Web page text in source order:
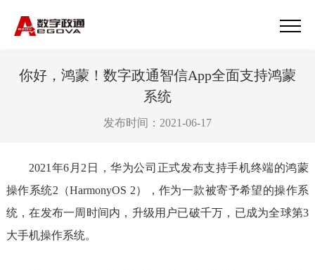
你好，鸿蒙！数字政通智信App全面支持鸿蒙
系统
发布时间：2021-06-17
2021年6月2日，华为公司正式发布支持手机终端的鸿蒙
操作系统2（HarmonyOS 2），作为一款被寄予希望的操作系
统，在发布一周时间内，升级用户已破千万，已成为全球第3
大手机操作系统。